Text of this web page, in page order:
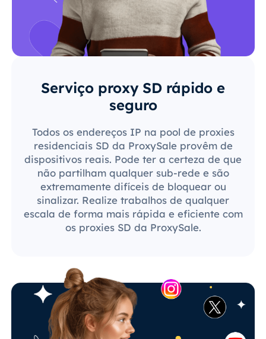
Serviço proxy SD rápido e
seguro
Todos os endereços IP na pool de proxies
residenciais SD da ProxySale provêm de
dispositivos reais. Pode ter a certeza de que
não partilham qualquer sub-rede e são
extremamente difíceis de bloquear ou
sinalizar. Realize trabalhos de qualquer
escala de forma mais rápida e eficiente com
os proxies SD da ProxySale.